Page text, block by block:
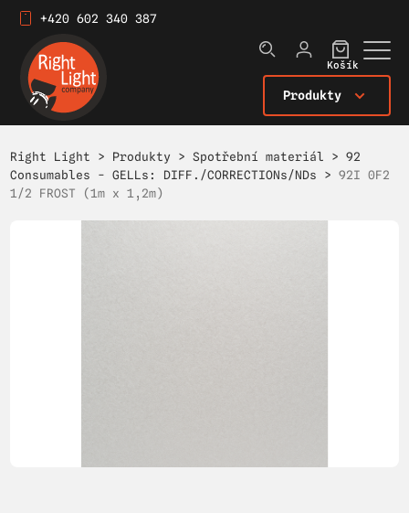
+420 602 340 387
Produkty
Košík
Right Light > Produkty >Spotřební materiál >92
Consumables - GELLs: DIFF./CORRECTIONs/NDs >92I 0F2
1/2 FROST (1m x 1,2m)